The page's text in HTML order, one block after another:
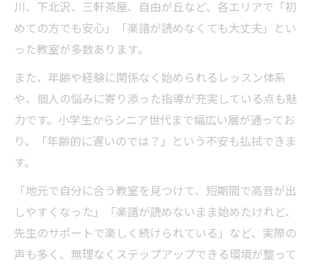
川、下北沢、三軒茶屋、自由が丘など、各エリアで「初
めての方でも安心」「楽譜が読めなくても大丈夫」とい
った教室が多数あります。
また、年齢や経験に関係なく始められるレッスン体系
や、個人の悩みに寄り添った指導が充実している点も魅
力です。小学生からシニア世代まで幅広い層が通ってお
り、「年齢的に遅いのでは？」という不安も払拭できま
す。
「地元で自分に合う教室を見つけて、短期間で高音が出
しやすくなった」「楽譜が読めないまま始めたけれど、
先生のサポートで楽しく続けられている」など、実際の
声も多く、無理なくステップアップできる環境が整って